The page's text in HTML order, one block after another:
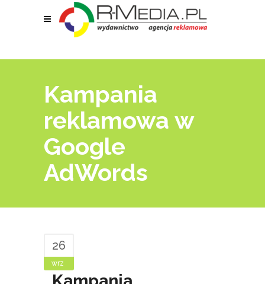
Kampania
reklamowa w
Google
AdWords
26
wrz